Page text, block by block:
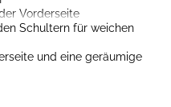
Vorderseite
Schultern für weichen
und eine geräumige